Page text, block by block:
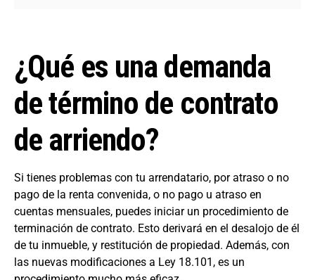
¿Qué es una demanda
de término de contrato
de arriendo?
Si tienes problemas con tu arrendatario, por atraso o no
pago de la renta convenida, o no pago u atraso en
cuentas mensuales, puedes iniciar un procedimiento de
terminación de contrato. Esto derivará en el desalojo de él
de tu inmueble, y restitución de propiedad. Además, con
las nuevas modificaciones a Ley 18.101, es un